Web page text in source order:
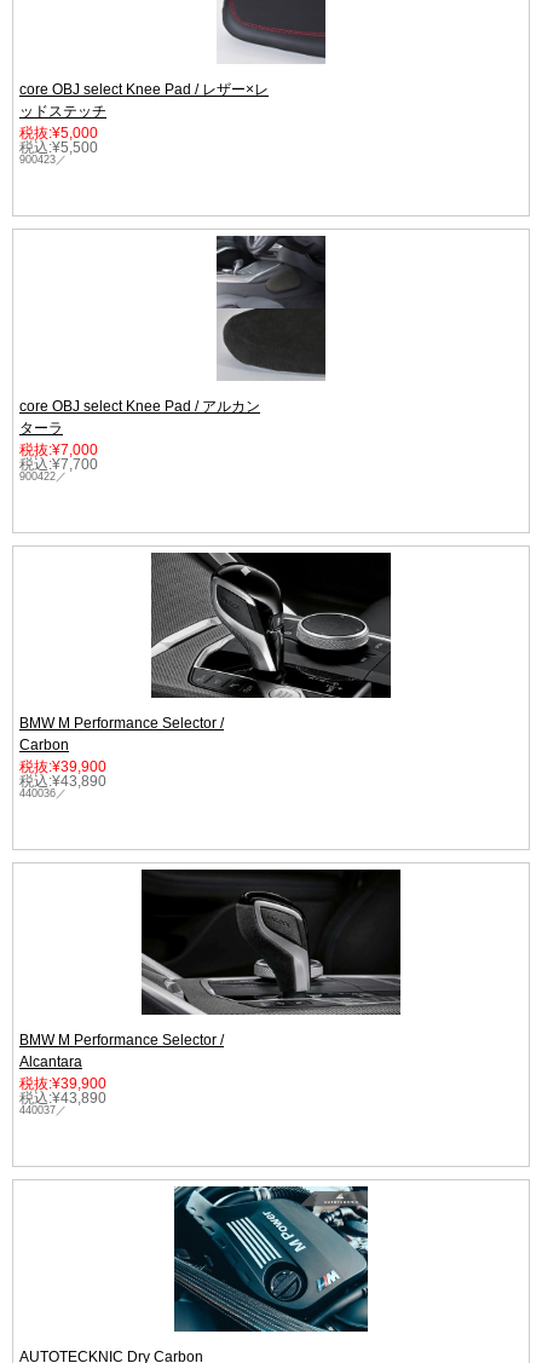
core OBJ select Knee Pad / レザー×レ
ッドステッチ
税抜:¥5,000
税込:¥5,500
900423／
core OBJ select Knee Pad / アルカン
ターラ
税抜:¥7,000
税込:¥7,700
900422／
BMW M Performance Selector /
Carbon
税抜:¥39,900
税込:¥43,890
440036／
BMW M Performance Selector /
Alcantara
税抜:¥39,900
税込:¥43,890
440037／
AUTOTECKNIC Dry Carbon